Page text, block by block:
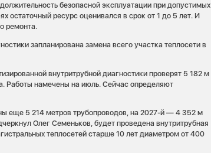
безопасной эксплуатации при допустимых
остаточный ресурс оценивался в срок от 1 до 5 лет. И
ремонта.
запланирована замена всего участка теплосети в
внутритрубной диагностики проверят 5 182 м
Работы намечены на июль. Сейчас определяют
еще 5 214 метров трубопроводов, на 2027-й — 4 352 м
Олег Семеньков, будет проведена внутритрубная
теплосетей старше 10 лет диаметром от 400